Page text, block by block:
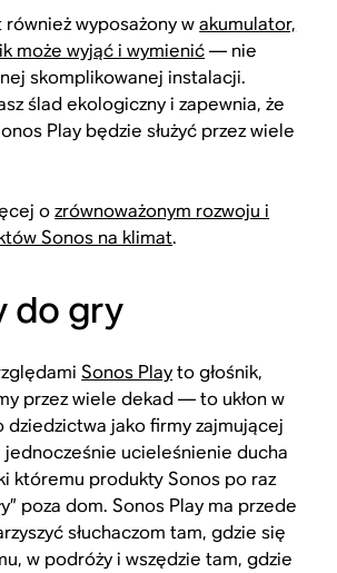
również wyposażony wakumulator,
może wyjąć i wymienić— nie
skomplikowanej instalacji.
ślad ekologiczny i zapewnia, że
Play będzie służyć przez wiele
ozrównoważonym rozwoju i
Sonos na klimat.
do gry
Sonos Playto głośnik,
przez wiele dekad — to ukłon w
dziedzictwa jako firmy zajmującej
jednocześnie ucieleśnienie ducha
któremu produkty Sonos po raz
poza dom. Sonos Play ma przede
słuchaczom tam, gdzie się
w podróży i wszędzie tam, gdzie